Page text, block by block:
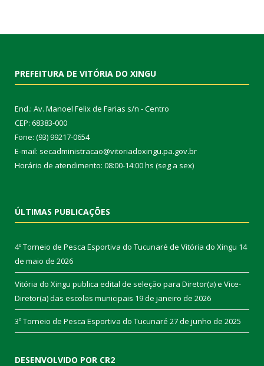
PREFEITURA DE VITÓRIA DO XINGU
End.: Av. Manoel Felix de Farias s/n - Centro
CEP: 68383-000
Fone: (93) 99217-0654
E-mail: secadministracao@vitoriadoxingu.pa.gov.br
Horário de atendimento: 08:00-14:00 hs (seg a sex)
ÚLTIMAS PUBLICAÇÕES
4º Torneio de Pesca Esportiva do Tucunaré de Vitória do Xingu 14
de maio de 2026
Vitória do Xingu publica edital de seleção para Diretor(a) e Vice-
Diretor(a) das escolas municipais 19 de janeiro de 2026
3º Torneio de Pesca Esportiva do Tucunaré 27 de junho de 2025
DESENVOLVIDO POR CR2